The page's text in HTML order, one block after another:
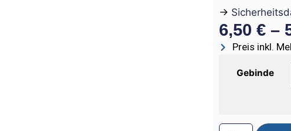
→
6,50 € –
Preis inkl.
Gebinde